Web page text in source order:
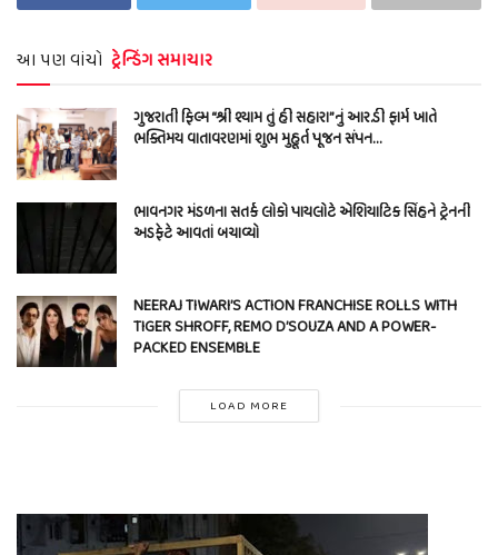
આ પણ વાંચો ટ્રેન્ડિંગ સમાચાર
ગુજરાતી ફિલ્મ “શ્રી શ્યામ તું હી સહારા”નું આર.ડી ફાર્મ ખાતે
ભક્તિમય વાતાવરણમાં શુભ મુહૂર્ત પૂજન સંપન…
ભાવનગર મંડળના સતર્ક લોકો પાયલોટે એશિયાટિક સિંહને ટ્રેનની
અડફેટે આવતાં બચાવ્યો
NEERAJ TIWARI’S ACTION FRANCHISE ROLLS WITH
TIGER SHROFF, REMO D’SOUZA AND A POWER-
PACKED ENSEMBLE
LOAD MORE